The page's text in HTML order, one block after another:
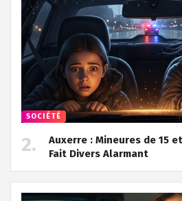
SOCIÉTÉ
Auxerre : Mineures de 15
Fait Divers Alarmant